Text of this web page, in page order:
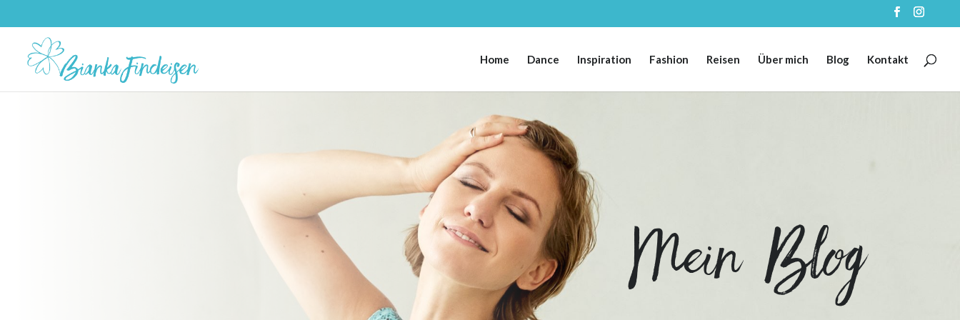
Home Dance Inspiration Fashion Reisen Über mich Blog Kontakt
Mein Blog